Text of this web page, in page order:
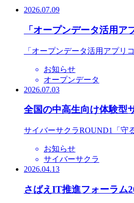
2026.07.09
「オープンデータ活用ア
「オープンデータ活用アプリ
お知らせ
オープンデータ
2026.07.03
全国の中高生向け体験型
サイバーサクラROUND1「守
お知らせ
サイバーサクラ
2026.04.13
さばえIT推進フォーラム